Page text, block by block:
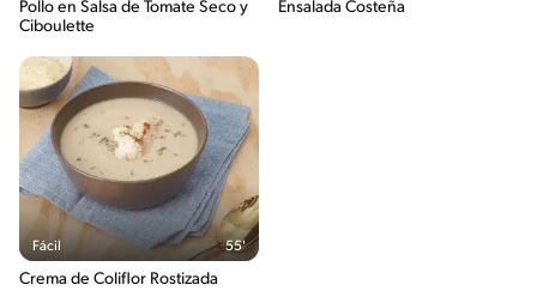
Pollo en Salsa de Tomate Seco y
Ciboulette
Ensalada Costeña
Fácil 55'
Crema de Coliflor Rostizada